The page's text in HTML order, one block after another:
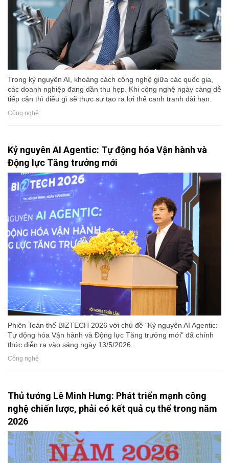
Trong kỷ nguyên AI, khoảng cách công nghệ giữa các quốc gia,
các doanh nghiệp đang dần thu hẹp. Khi công nghệ ngày càng dễ
tiếp cận thì điều gì sẽ thực sự tạo ra lợi thế cạnh tranh dài hạn.
Công nghệ
Kỷ nguyên AI Agentic: Tự động hóa Vận hành và
Động lực Tăng trưởng mới
Phiên Toàn thể BIZTECH 2026 với chủ đề "Kỷ nguyên AI Agentic:
Tự động hóa Vận hành và Động lực Tăng trưởng mới" đã chính
thức diễn ra vào sáng ngày 13/5/2026.
Công nghệ
Thủ tướng Lê Minh Hưng: Phát triển mạnh công
nghệ chiến lược, phải có kết quả cụ thể trong năm
2026